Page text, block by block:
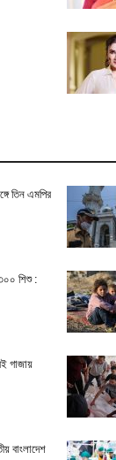
তিন এমপির
শিশু :
গাজায়
বাংলাদেশ